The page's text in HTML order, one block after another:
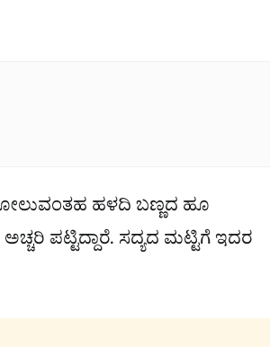
ಹಳದಿ ಬಣ್ಣದ ಹೂ
ಪಟ್ಟಿದ್ದಾರೆ. ಸದ್ಯದ ಮಟ್ಟಿಗೆ ಇದರ